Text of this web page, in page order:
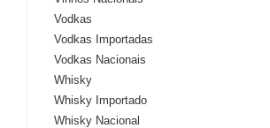
Vodkas
Vodkas Importadas
Vodkas Nacionais
Whisky
Whisky Importado
Whisky Nacional